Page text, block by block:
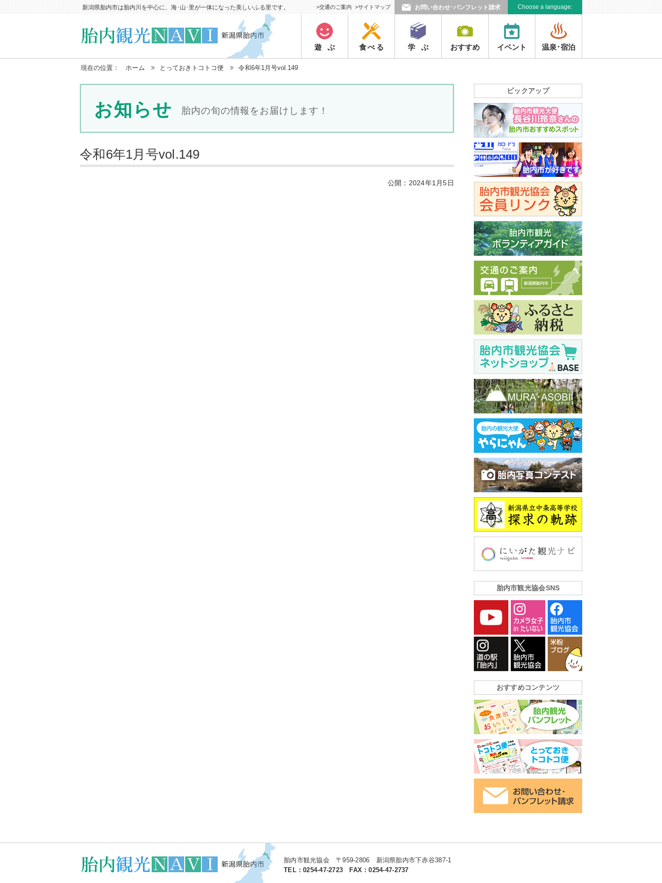
新潟県胎内市は胎内川を中心に、海･山･里が一体になった美しいふる里です。 Choose a language:
お問い合わせ･パンフレット請求
>交通のご案内 >サイトマップ
遊ぶ 食べる 学ぶ おすすめ イベント 温泉･宿泊
現在の位置： ホーム とっておきトコトコ便 令和6年1月号vol.149
お知らせ 胎内の旬の情報をお届けします！
令和6年1月号vol.149
公開：2024年1月5日
ピックアップ
胎内市観光協会SNS
おすすめコンテンツ
胎内市観光協会 〒959-2806 新潟県胎内市下赤谷387-1
TEL：0254-47-2723 FAX：0254-47-2737